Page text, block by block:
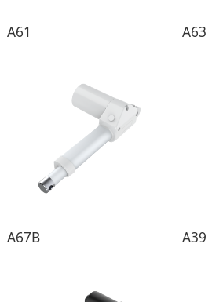
A61 A63
A67B A39